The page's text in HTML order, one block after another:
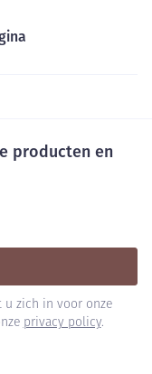
producten en
zich in voor onze
privacy policy.